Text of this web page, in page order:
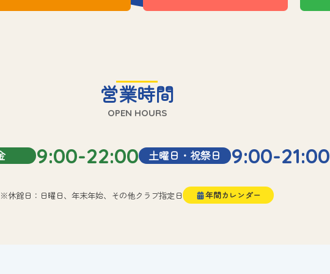
営業時間
OPEN HOURS
9:00-22:00 土曜日・祝祭日 9:00-21:00
※休館日：日曜日、年末年始、その他クラブ指定日 年間カレンダー